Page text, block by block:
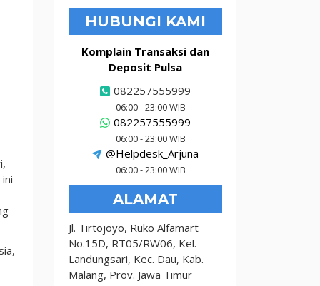
HUBUNGI KAMI
Komplain Transaksi dan
Deposit Pulsa
082257555999
06:00 - 23:00 WIB
082257555999
06:00 - 23:00 WIB
@Helpdesk_Arjuna
06:00 - 23:00 WIB
ALAMAT
Jl. Tirtojoyo, Ruko Alfamart
No.15D, RT05/RW06, Kel.
Landungsari, Kec. Dau, Kab.
Malang, Prov. Jawa Timur